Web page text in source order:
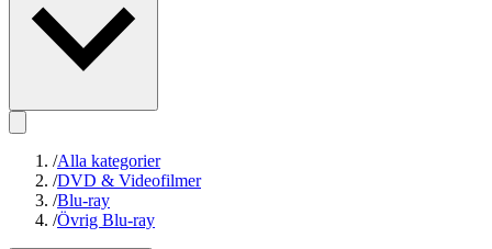
/Alla kategorier
/DVD & Videofilmer
/Blu-ray
/Övrig Blu-ray